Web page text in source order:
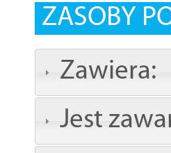
ZASOBY
Zawiera:
Jest